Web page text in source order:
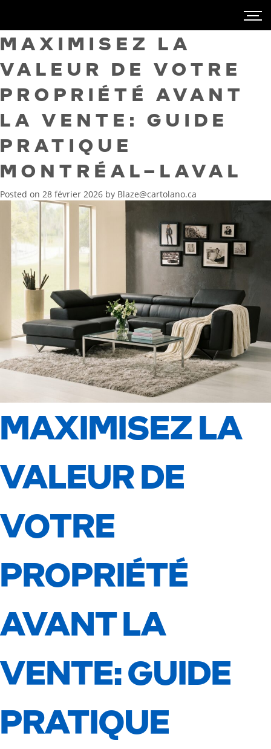
MAXIMISEZ LA
VALEUR DE VOTRE
PROPRIÉTÉ AVANT
LA VENTE: GUIDE
PRATIQUE
MONTRÉAL–LAVAL
Posted on 28 février 2026 by Blaze@cartolano.ca
MAXIMISEZ LA
VALEUR DE
VOTRE
PROPRIÉTÉ
AVANT LA
VENTE: GUIDE
PRATIQUE